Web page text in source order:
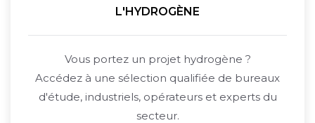
L'HYDROGÈNE
Vous portez un projet hydrogène ?
Accédez à une sélection qualifiée de bureaux
d'étude, industriels, opérateurs et experts du
secteur.